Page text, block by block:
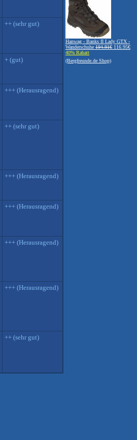
++ (sehr gut)
+ (gut)
+++ (Herausragend)
++ (sehr gut)
+++ (Herausragend)
+++ (Herausragend)
+++ (Herausragend)
+++ (Herausragend)
++ (sehr gut)
Hanwag - Banks II Lady GTX -
Wanderschuhe 194.91€ 116.95€
40% Rabatt
(Bergfreunde.de Shop)